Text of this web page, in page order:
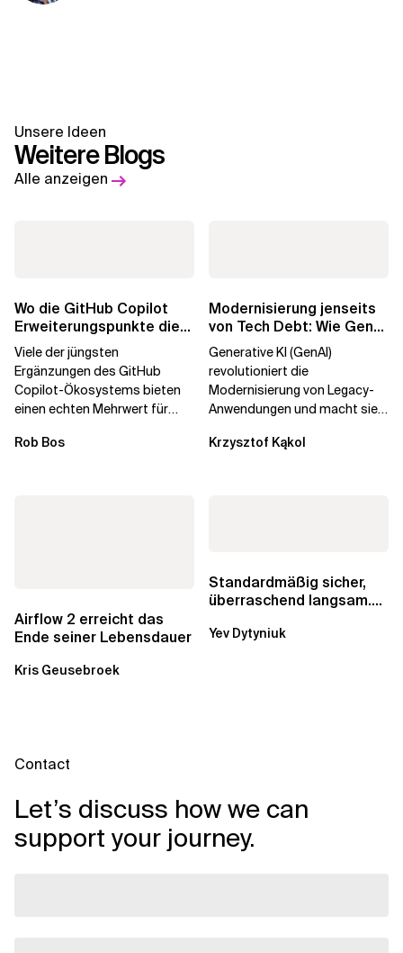
Unsere Ideen
Weitere Blogs
Alle anzeigen
Wo die GitHub Copilot
Erweiterungspunkte die
Governance brechen
Viele der jüngsten
Ergänzungen des GitHub
Copilot-Ökosystems bieten
einen echten Mehrwert für
aber auch die...
Rob Bos
Modernisierung jenseits
von Tech Debt: Wie GenAI
die
Generative KI (GenAI)
revolutioniert die
Modernisierung von Legacy-
Anwendungen und macht sie
Durch die Automatisierung...
Krzysztof Kąkol
Airflow 2 erreicht das
Ende seiner Lebensdauer
Kris Geusebroek
Standardmäßig sicher,
überraschend langsam.
über die RDS...
Yev Dytyniuk
Contact
Let’s discuss how we can
support your journey.